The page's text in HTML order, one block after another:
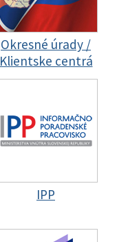
Okresné úrady /
Klientske centrá
IPP